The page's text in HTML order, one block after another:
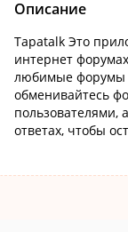
Описание
Tapatalk Это
интернет
любимые форумы
обменивайтесь
пользователями,
ответах, чтобы